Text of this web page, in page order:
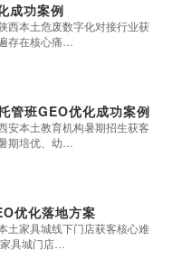
成功案例
西本土危废数字化对接行业获
存在核心痛…
管班GEO优化成功案例
安本土教育机构暑期招生获客
期培优、幼…
优化落地方案
土家具城线下门店获客核心难
具城门店…